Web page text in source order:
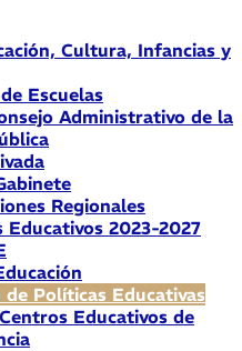
Cultura, Infancias y
Escuelas
Administrativo de la
Regionales
Educativos 2023-2027
Políticas Educativas
Educativos de